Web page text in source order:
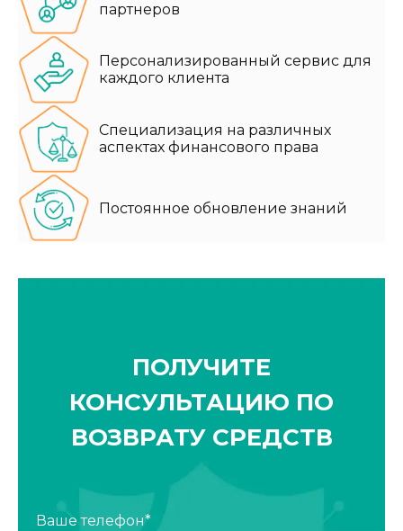
партнеров
Персонализированный сервис для
каждого клиента
Специализация на различных
аспектах финансового права
Постоянное обновление знаний
ПОЛУЧИТЕ
КОНСУЛЬТАЦИЮ ПО
ВОЗВРАТУ СРЕДСТВ
Ваше телефон*